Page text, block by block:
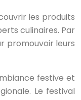
les produits
culinaires. Par
promouvoir leurs
festive et
Le festival